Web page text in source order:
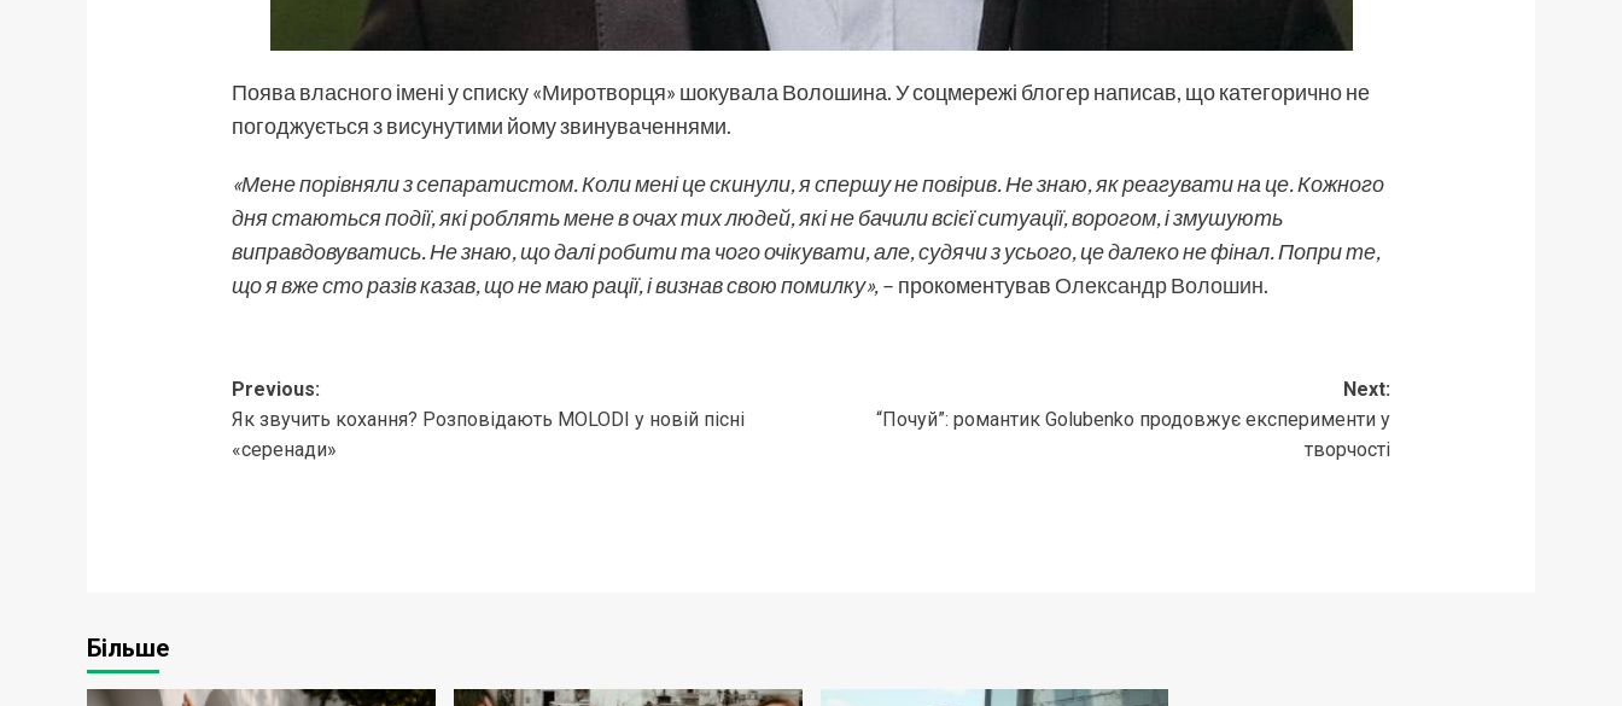
Поява власного імені у списку «Миротворця» шокувала Волошина. У соцмережі блогер написав, що категорично не
погоджується з висунутими йому звинуваченнями.
«Мене порівняли з сепаратистом. Коли мені це скинули, я спершу не повірив. Не знаю, як реагувати на це. Кожного
дня стаються події, які роблять мене в очах тих людей, які не бачили всієї ситуації, ворогом, і змушують
виправдовуватись. Не знаю, що далі робити та чого очікувати, але, судячи з усього, це далеко не фінал. Попри те,
що я вже сто разів казав, що не маю рації, і визнав свою помилку»,– прокоментував Олександр Волошин.
Post
navigation
Previous:
Як звучить кохання? Розповідають MOLODI у новій пісні
«серенади»
Next:
“Почуй”: романтик Golubenko продовжує експерименти у
творчості
Більше